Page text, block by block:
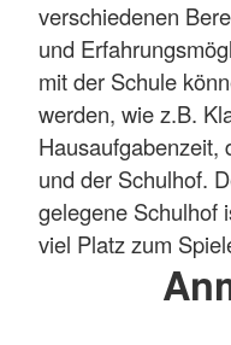
verschiedenen
und
mit der Schule
werden, wie z.B.
Hausaufgabenzeit,
und der Schulhof.
gelegene Schulhof
viel Platz zum